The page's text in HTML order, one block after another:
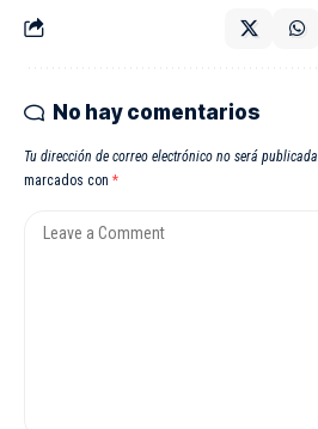
No hay comentarios
Tu dirección de correo electrónico no será publicada.
marcados con *